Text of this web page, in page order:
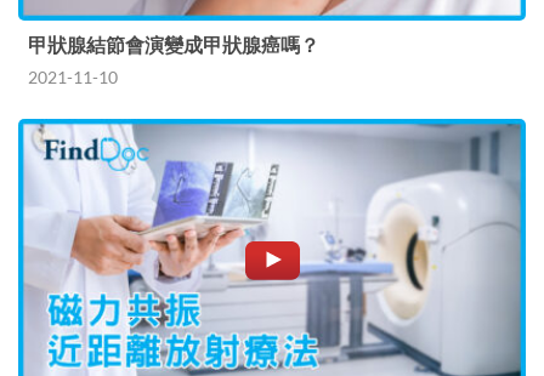
甲狀腺結節會演變成甲狀腺癌嗎？
2021-11-10